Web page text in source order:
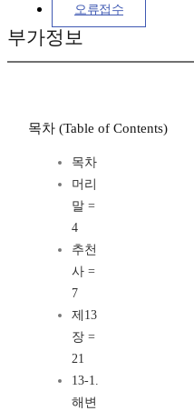
오류접수
부가정보
목차 (Table of Contents)
목차
머리
말 =
4
추천
사 =
7
제13
장 =
21
13-1.
해변